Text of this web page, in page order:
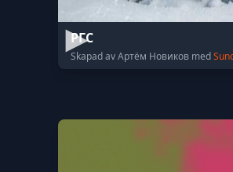
РГС
Skapad av Артём Новиков med